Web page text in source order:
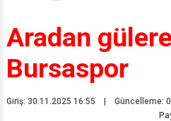
Aradan
Bursaspor
Giriş: 30.11.2025 16:55 |
Güncelleme: